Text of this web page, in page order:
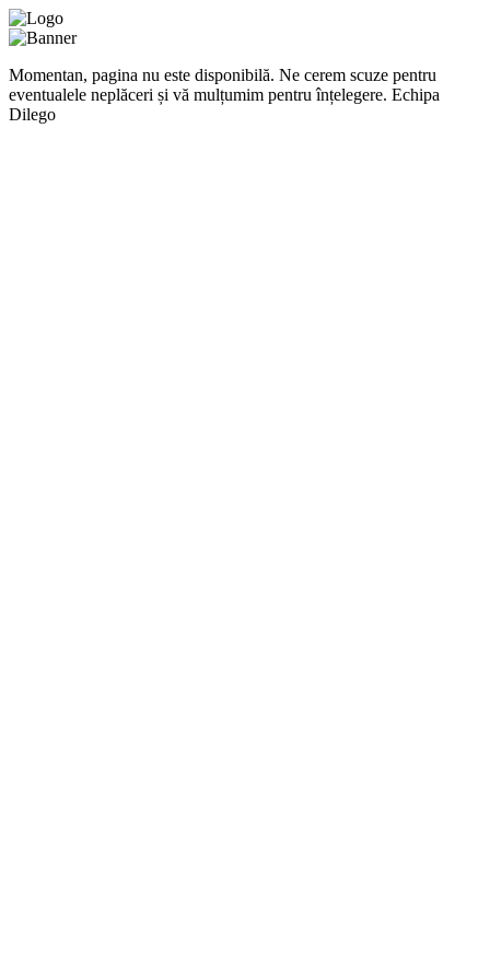
Momentan, pagina nu este disponibilă. Ne cerem scuze pentru
eventualele neplăceri și vă mulțumim pentru înțelegere. Echipa
Dilego